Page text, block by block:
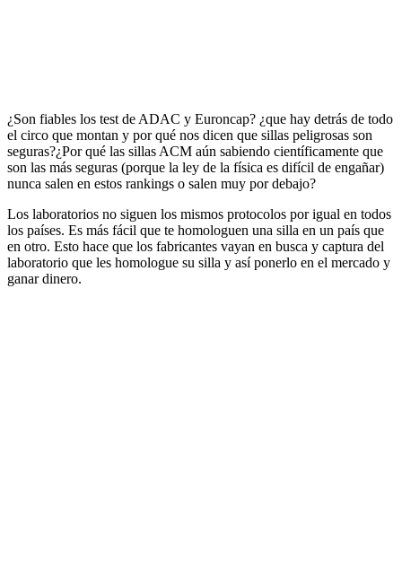
¿Son fiables los test de ADAC y Euroncap? ¿que hay detrás de todo
el circo que montan y por qué nos dicen que sillas peligrosas son
seguras?¿Por qué las sillas ACM aún sabiendo científicamente que
son las más seguras (porque la ley de la física es difícil de engañar)
nunca salen en estos rankings o salen muy por debajo?
Los laboratorios no siguen los mismos protocolos por igual en todos
los países. Es más fácil que te homologuen una silla en un país que
en otro. Esto hace que los fabricantes vayan en busca y captura del
laboratorio que les homologue su silla y así ponerlo en el mercado y
ganar dinero.